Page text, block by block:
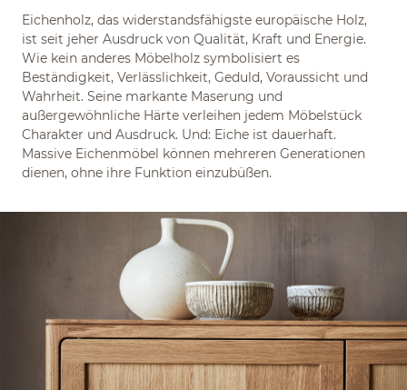
Eichenholz, das widerstandsfähigste europäische Holz,
ist seit jeher Ausdruck von Qualität, Kraft und Energie.
Wie kein anderes Möbelholz symbolisiert es
Beständigkeit, Verlässlichkeit, Geduld, Voraussicht und
Wahrheit. Seine markante Maserung und
außergewöhnliche Härte verleihen jedem Möbelstück
Charakter und Ausdruck. Und: Eiche ist dauerhaft.
Massive Eichenmöbel können mehreren Generationen
dienen, ohne ihre Funktion einzubüßen.